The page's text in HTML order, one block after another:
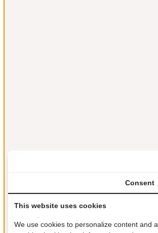
Consent
This website uses cookies
We use cookies to personalize content and